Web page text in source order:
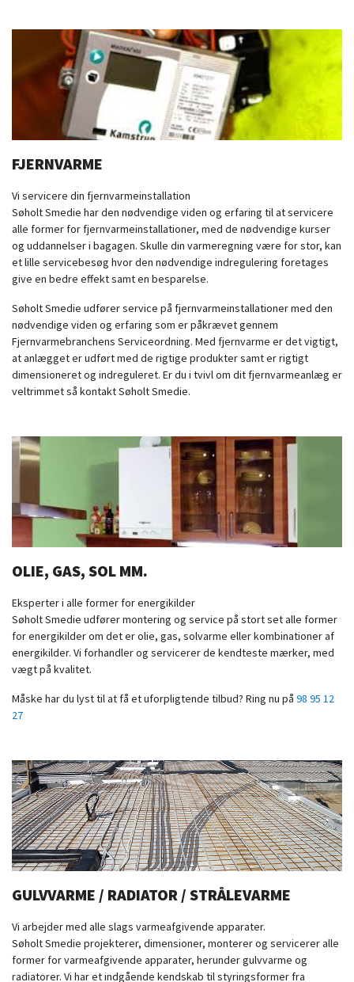
FJERNVARME
Vi servicere din fjernvarmeinstallation
Søholt Smedie har den nødvendige viden og erfaring til at servicere
alle former for fjernvarmeinstallationer, med de nødvendige kurser
og uddannelser i bagagen. Skulle din varmeregning være for stor, kan
et lille servicebesøg hvor den nødvendige indregulering foretages
give en bedre effekt samt en besparelse.
Søholt Smedie udfører service på fjernvarmeinstallationer med den
nødvendige viden og erfaring som er påkrævet gennem
Fjernvarmebranchens Serviceordning. Med fjernvarme er det vigtigt,
at anlægget er udført med de rigtige produkter samt er rigtigt
dimensioneret og indreguleret. Er du i tvivl om dit fjernvarmeanlæg er
veltrimmet så kontakt Søholt Smedie.
OLIE, GAS, SOL MM.
Eksperter i alle former for energikilder
Søholt Smedie udfører montering og service på stort set alle former
for energikilder om det er olie, gas, solvarme eller kombinationer af
energikilder. Vi forhandler og servicerer de kendteste mærker, med
vægt på kvalitet.
Måske har du lyst til at få et uforpligtende tilbud? Ring nu på 98 95 12
27
GULVVARME / RADIATOR / STRÅLEVARME
Vi arbejder med alle slags varmeafgivende apparater.
Søholt Smedie projekterer, dimensioner, monterer og servicerer alle
former for varmeafgivende apparater, herunder gulvvarme og
radiatorer. Vi har et indgående kendskab til styringsformer fra